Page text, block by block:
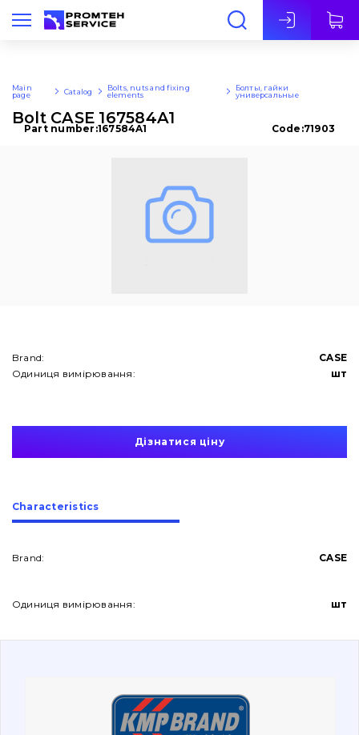
Eng
About Us
Contacts
Vacancies
Main
page
Catalog
Bolts, nuts and fixing
elements
Болты, гайки
универсальные
Bolt CASE 167584A1
Part number:167584A1 Code:71903
Brand:
CASE
Одиниця вимірювання:
шт
Дізнатися ціну
Сharacteristics
Brand: CASE
Одиниця вимірювання: шт